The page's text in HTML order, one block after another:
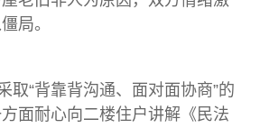
局。
取“背靠背沟通、面对面协商”的
面耐心向二楼住户讲解《民法